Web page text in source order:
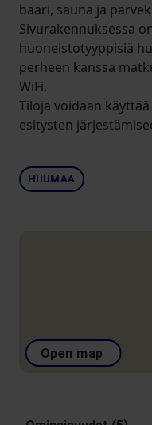
baari, sauna ja
Sivurakennuksessa
huoneistotyyppisiä
perheen kanssa
WiFi.
Tiloja voidaan
esitysten
HIIUMAA
Open map